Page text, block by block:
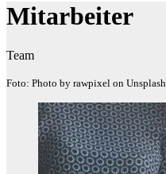
Mitarbeiter
Team
Foto: Photo by rawpixel on Unsplash